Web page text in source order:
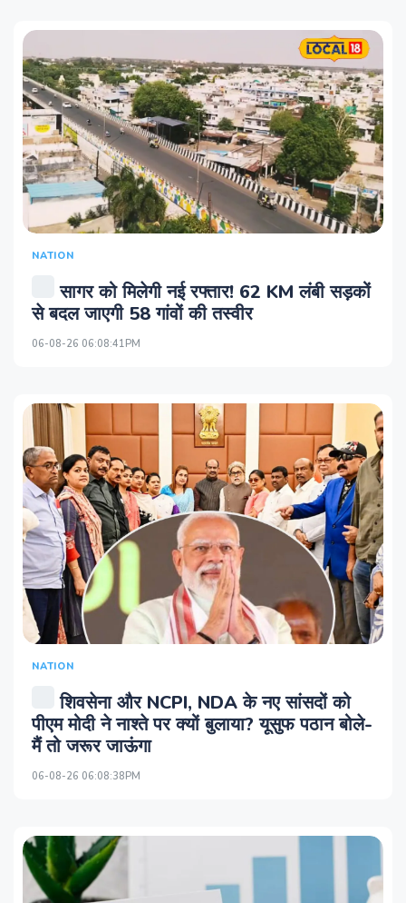
NATION
सागर को मिलेगी नई रफ्तार! 62 KM लंबी सड़कों
से बदल जाएगी 58 गांवों की तस्वीर
06-08-26 06:08:41PM
NATION
शिवसेना और NCPI, NDA के नए सांसदों को
पीएम मोदी ने नाश्ते पर क्यों बुलाया? यूसुफ पठान बोले-
मैं तो जरूर जाऊंगा
06-08-26 06:08:38PM